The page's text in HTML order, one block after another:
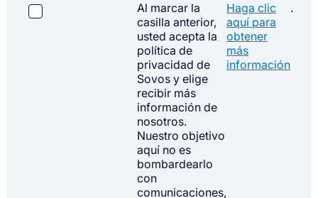
Al marcar la
casilla anterior,
usted acepta la
política de
privacidad de
Sovos y elige
recibir más
información de
nosotros.
Nuestro objetivo
aquí no es
bombardearlo
con
comunicaciones,
Haga clic
aquí para
obtener
más
información
.